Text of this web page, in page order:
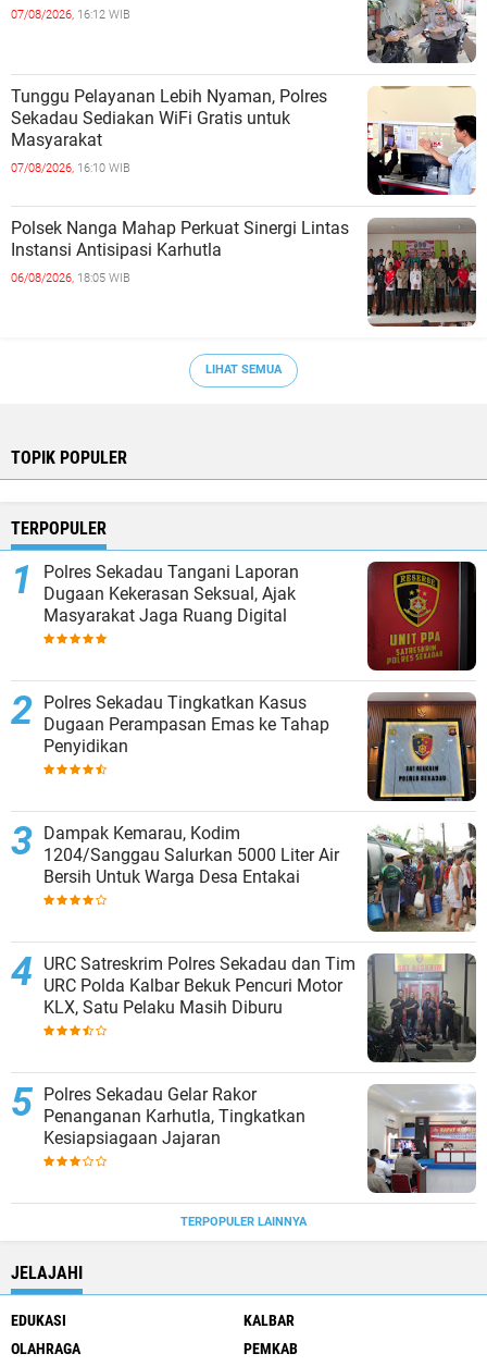
07/08/2026, 16:12 WIB
Tunggu Pelayanan Lebih Nyaman, Polres
Sekadau Sediakan WiFi Gratis untuk
Masyarakat
07/08/2026, 16:10 WIB
Polsek Nanga Mahap Perkuat Sinergi Lintas
Instansi Antisipasi Karhutla
06/08/2026, 18:05 WIB
LIHAT SEMUA
TOPIK POPULER
TERPOPULER
Polres Sekadau Tangani Laporan
Dugaan Kekerasan Seksual, Ajak
Masyarakat Jaga Ruang Digital
Polres Sekadau Tingkatkan Kasus
Dugaan Perampasan Emas ke Tahap
Penyidikan
Dampak Kemarau, Kodim
1204/Sanggau Salurkan 5000 Liter Air
Bersih Untuk Warga Desa Entakai
URC Satreskrim Polres Sekadau dan Tim
URC Polda Kalbar Bekuk Pencuri Motor
KLX, Satu Pelaku Masih Diburu
Polres Sekadau Gelar Rakor
Penanganan Karhutla, Tingkatkan
Kesiapsiagaan Jajaran
TERPOPULER LAINNYA
JELAJAHI
EDUKASI
KALBAR
OLAHRAGA
PEMKAB